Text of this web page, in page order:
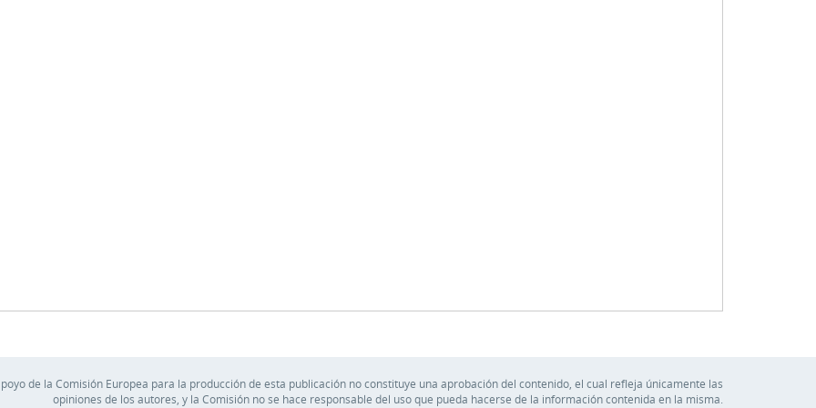
de la Comisión Europea para la producción de esta publicación no constituye una aprobación del contenido, el cual refleja únicamente las
opiniones de los autores, y la Comisión no se hace responsable del uso que pueda hacerse de la información contenida en la misma.